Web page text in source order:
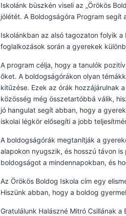
Iskolánk büszkén viseli az „Örökös
jólétét. A Boldogságóra Program
Iskolánkban az alsó tagozaton folyik
foglalkozások során a gyerekek
A program célja, hogy a tanulók
őket. A boldogságórákon olyan
kitűzése. Ezek az órák hozzájárulnak
közösség még összetartóbbá válik,
jó hangulat segít abban, hogy a
iskolai légkör elősegíti a jobb
A boldogságórák megtanítják a
alapokon nyugszik, és hosszú távon
boldogságot a mindennapokban, és
Az Örökös Boldog Iskola cím egy
Hiszünk abban, hogy a boldog
Gratulálunk Halászné Mitró Csillának